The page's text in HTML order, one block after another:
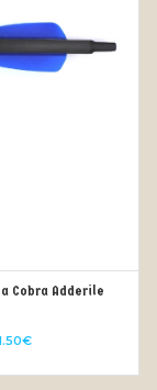
Cobra Adderile